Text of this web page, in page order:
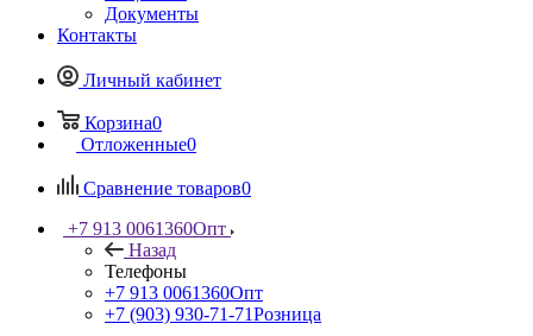
Документы
Контакты
Личный кабинет
Корзина0
Отложенные0
Сравнение товаров0
+7 913 0061360Опт
Назад
Телефоны
+7 913 0061360Опт
+7 (903) 930-71-71Розница